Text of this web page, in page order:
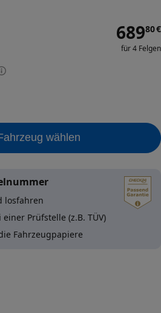
68980€
für 4 Felgen
wählen
losfahren
Prüfstelle (z.B. TÜV)
Fahrzeugpapiere